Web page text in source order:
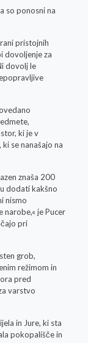
so ponosni na
pristojnih
dovoljenje za
dovolj le
ki je v
se nanašajo na
znaša 200
dodati kakšno
nismo
je Pucer
pri
grob,
režimom in
pred
varstvo
in Jure, ki sta
pokopališče in